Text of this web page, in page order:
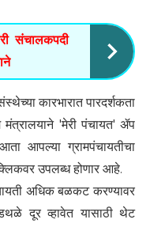
संचालकपदी
कारभारात पारदर्शकता
मंत्रालयाने 'मेरी पंचायत' ॲप
आपल्या ग्रामपंचायतीचा
उपलब्ध होणार आहे.
अधिक बळकट करण्यावर
दूर व्हावेत यासाठी थेट